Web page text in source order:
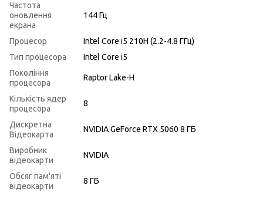
Частота
оновлення
екрана
144 Гц
Процесор
Intel Core i5 210H (2.2-4.8 ГГц)
Тип процесора
Intel Core i5
Покоління
процесора
Raptor Lake-H
Кількість ядер
процесора
8
Дискретна
Відеокарта
NVIDIA GeForce RTX 5060 8 ГБ
Виробник
відеокарти
NVIDIA
Обсяг пам'яті
відеокарти
8 ГБ